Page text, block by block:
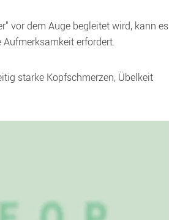
vor dem Auge begleitet wird, kann es
erfordert.
starke Kopfschmerzen, Übelkeit